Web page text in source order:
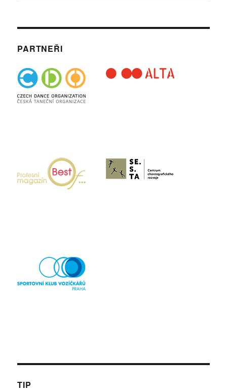
PARTNEŘI
TIP